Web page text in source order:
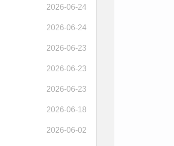
2026-06-24
2026-06-24
2026-06-23
2026-06-23
2026-06-23
2026-06-18
2026-06-02